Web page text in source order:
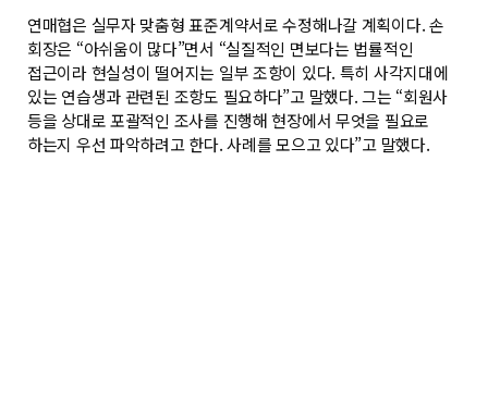
연매협은 실무자 맞춤형 표준계약서로 수정해나갈 계획이다. 손
회장은 “아쉬움이 많다”면서 “실질적인 면보다는 법률적인
접근이라 현실성이 떨어지는 일부 조항이 있다. 특히 사각지대에
있는 연습생과 관련된 조항도 필요하다”고 말했다. 그는 “회원사
등을 상대로 포괄적인 조사를 진행해 현장에서 무엇을 필요로
하는지 우선 파악하려고 한다. 사례를 모으고 있다”고 말했다.